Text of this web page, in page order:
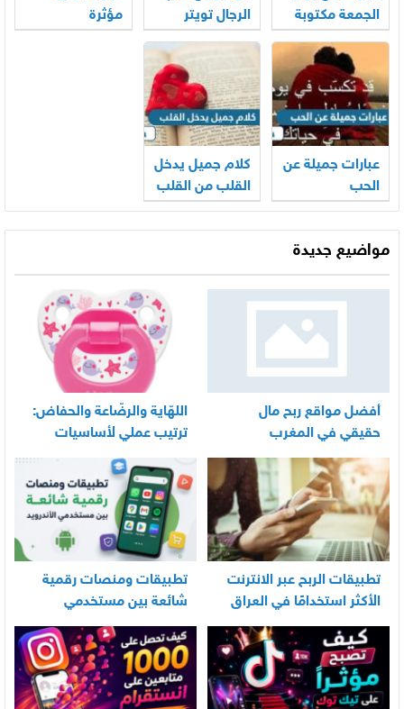
الجمعة مكتوبة
الرجال تويتر
مؤثرة
عبارات جميلة عن
الحب
كلام جميل يدخل
القلب من القلب
مواضيع جديدة
أفضل مواقع ربح مال
حقيقي في المغرب
اللهّاية والرضّاعة والحفاض:
ترتيب عملي لأساسيات
العناية اليومية بالرضيع
تطبيقات الربح عبر الانترنت
الأكثر استخدامًا في العراق
تطبيقات ومنصات رقمية
شائعة بين مستخدمي
الأندرويد